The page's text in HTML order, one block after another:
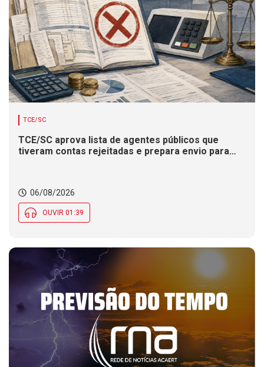
TCE/SC
TCE/SC aprova lista de agentes públicos que
tiveram contas rejeitadas e prepara envio para
06/08/2026
OUVIR 01:39